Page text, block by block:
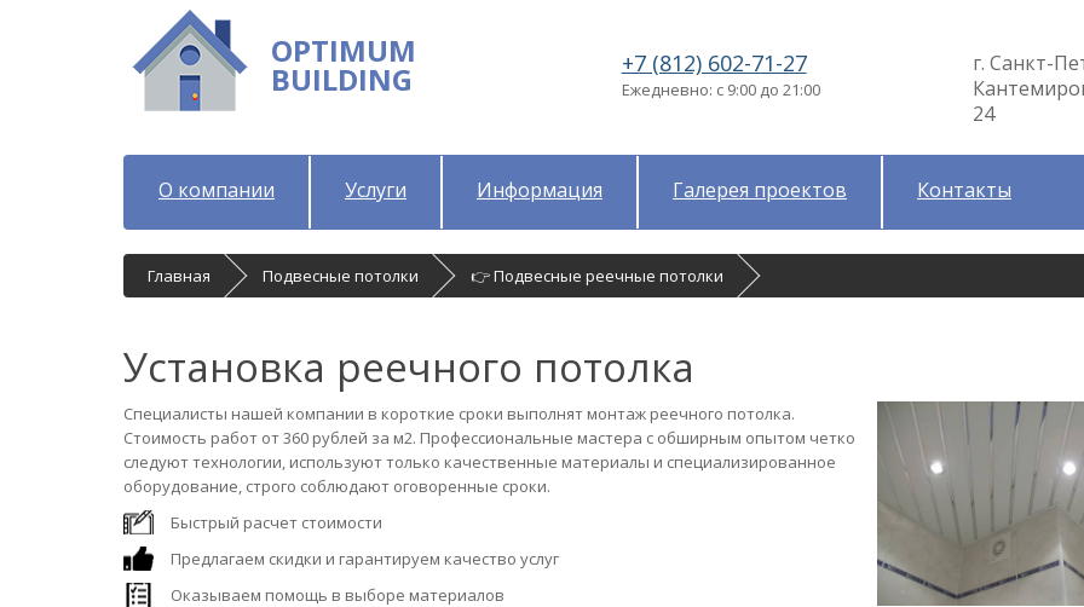
OPTIMUM
BUILDING +7 (812) 602-71-27
Ежедневно: с 9:00 до 21:00
г. Санкт-
24
О компании Услуги Информация Галерея проектов Контакты
Главная Подвесные потолки 👉 Подвесные реечные потолки
Установка реечного потолка
Специалисты нашей компании в короткие сроки выполнят монтаж реечного потолка.
Стоимость работ от 360 рублей за м2. Профессиональные мастера с обширным опытом четко
следуют технологии, используют только качественные материалы и специализированное
оборудование, строго соблюдают оговоренные сроки.
Быстрый расчет стоимости
Предлагаем скидки и гарантируем качество услуг
Оказываем помощь в выборе материалов